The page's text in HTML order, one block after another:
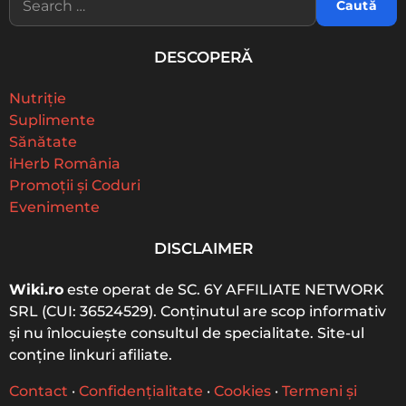
a
f
o
:
DESCOPERĂ
Nutriție
Suplimente
Sănătate
iHerb România
Promoții și Coduri
Evenimente
DISCLAIMER
Wiki.ro este operat de SC. 6Y AFFILIATE NETWORK
SRL (CUI: 36524529). Conținutul are scop informativ
și nu înlocuiește consultul de specialitate. Site-ul
conține linkuri afiliate.
Contact · Confidențialitate · Cookies · Termeni și